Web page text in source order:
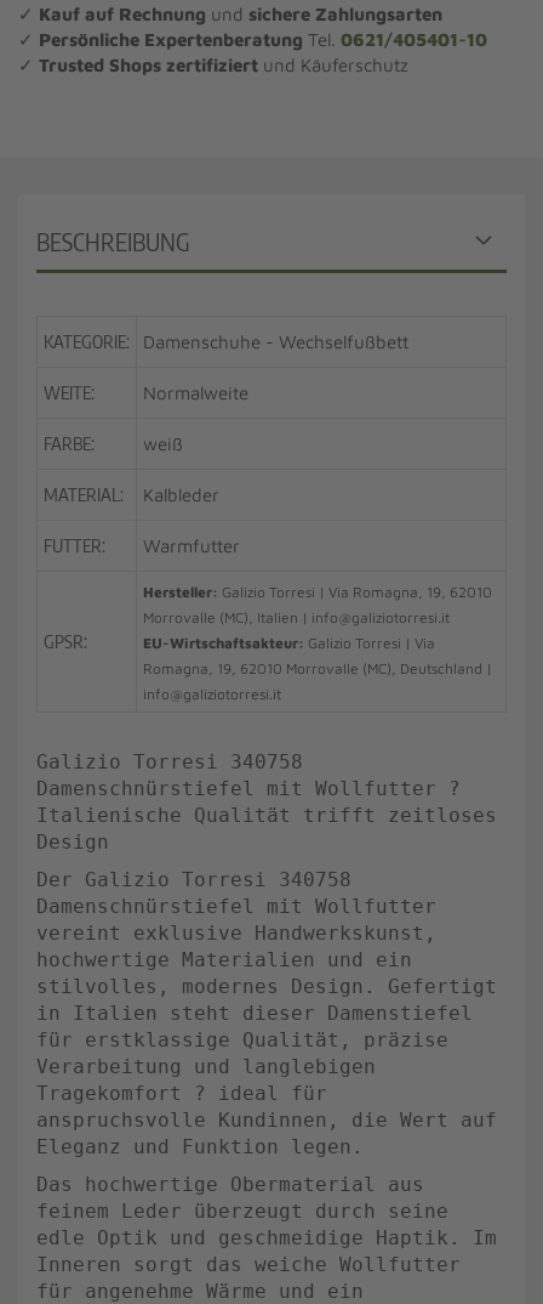
✓ Kauf auf Rechnung und sichere Zahlungsarten
✓ Persönliche Expertenberatung Tel. 0621/405401-10
✓ Trusted Shops zertifiziert und Käuferschutz
BESCHREIBUNG
KATEGORIE: Damenschuhe - Wechselfußbett
WEITE: Normalweite
FARBE: weiß
MATERIAL: Kalbleder
FUTTER: Warmfutter
GPSR:
Hersteller: Galizio Torresi | Via Romagna, 19, 62010
Morrovalle (MC), Italien | info@galiziotorresi.it
EU-Wirtschaftsakteur: Galizio Torresi | Via
Romagna, 19, 62010 Morrovalle (MC), Deutschland |
info@galiziotorresi.it
Galizio Torresi 340758
Damenschnürstiefel mit Wollfutter ?
Italienische Qualität trifft zeitloses
Design
Der Galizio Torresi 340758
Damenschnürstiefel mit Wollfutter
vereint exklusive Handwerkskunst,
hochwertige Materialien und ein
stilvolles, modernes Design. Gefertigt
in Italien steht dieser Damenstiefel
für erstklassige Qualität, präzise
Verarbeitung und langlebigen
Tragekomfort ? ideal für
anspruchsvolle Kundinnen, die Wert auf
Eleganz und Funktion legen.
Das hochwertige Obermaterial aus
feinem Leder überzeugt durch seine
edle Optik und geschmeidige Haptik. Im
Inneren sorgt das weiche Wollfutter
für angenehme Wärme und ein